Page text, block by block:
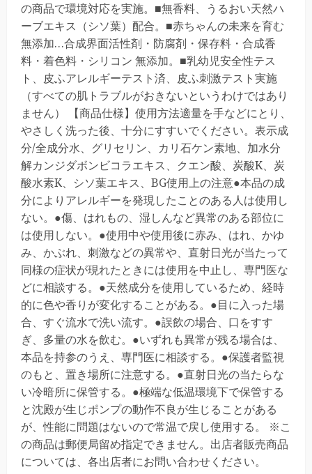
の商品で環境対応を実施。■無香料、うるおい天然ハ
ーブエキス（シソ葉）配合。■赤ちゃんの未来を育む
無添加…合成界面活性剤・防腐剤・保存料・合成香
料・着色料・シリコン 無添加。■乳幼児安全性テス
ト、皮ふアレルギーテスト済、皮ふ刺激テスト実施
（すべての肌トラブルがおきないというわけではあり
ません） 【商品仕様】使用方法適量を手などにとり、
やさしく洗った後、十分にすすいでください。表示成
分/全成分水、グリセリン、カリ石ケン素地、加水分
解カンジダボンビコラエキス、クエン酸、炭酸K、炭
酸水素K、シソ葉エキス、BG使用上の注意●本品の成
分によりアレルギーを発現したことのある人は使用し
ない。●傷、はれもの、湿しんなど異常のある部位に
は使用しない。●使用中や使用後に赤み、はれ、かゆ
み、かぶれ、刺激などの異常や、直射日光が当たって
同様の症状が現れたときには使用を中止し、専門医な
どに相談する。●天然成分を使用しているため、経時
的に色や香りが変化することがある。●目に入った場
合、すぐ流水で洗い流す。●誤飲の場合、口をすす
ぎ、多量の水を飲む。●いずれも異常が残る場合は、
本品を持参のうえ、専門医に相談する。●保護者監視
のもと、置き場所に注意する。●直射日光の当たらな
い冷暗所に保管する。●極端な低温環境下で保管する
と沈殿が生じポンプの動作不良が生じることがある
が、性能に問題はないので常温で戻し使用する。 ※こ
の商品は郵便局留め指定できません。出店者販売商品
については、各出店者にお問い合わせください。